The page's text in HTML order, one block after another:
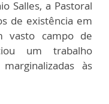
Salles, a Pastoral
de existência em
vasto campo de
um trabalho
às